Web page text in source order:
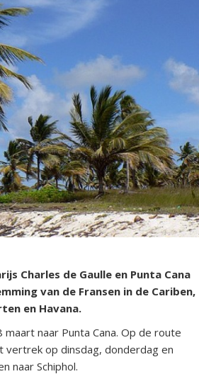
Charles de Gaulle en Punta Cana
van de Fransen in de Cariben,
en Havana.
naar Punta Cana. Op de route
op dinsdag, donderdag en
naar Schiphol.